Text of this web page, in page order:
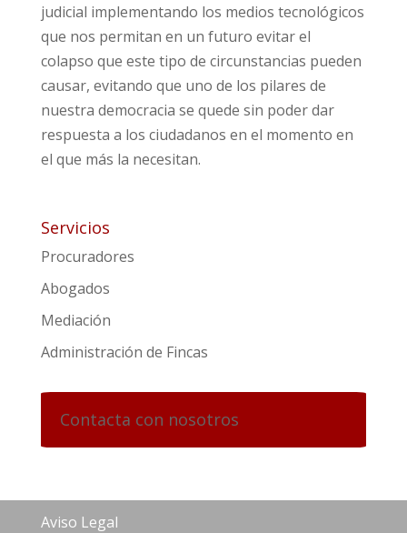
judicial implementando los medios tecnológicos
que nos permitan en un futuro evitar el
colapso que este tipo de circunstancias pueden
causar, evitando que uno de los pilares de
nuestra democracia se quede sin poder dar
respuesta a los ciudadanos en el momento en
el que más la necesitan.
Servicios
Procuradores
Abogados
Mediación
Administración de Fincas
Contacta con nosotros
Aviso Legal